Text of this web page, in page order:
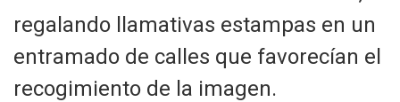
regalando llamativas estampas en un
entramado de calles que favorecían el
recogimiento de la imagen.